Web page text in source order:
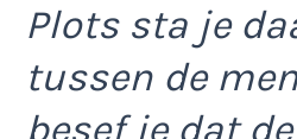
Plots sta je
tussen de